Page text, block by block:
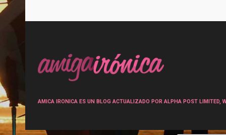
AMICA IRONICA ES UN BLOG ACTUALIZADO POR ALPHA POST